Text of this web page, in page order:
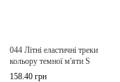
044 Літні еластичні треки
кольору темної м'яти S
158.40 грн